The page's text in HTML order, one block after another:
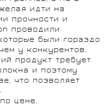
идти на
прочности и
проводили
были гораздо
у конкурентов.
продукт требует
и поэтому
что позволяет
цене.